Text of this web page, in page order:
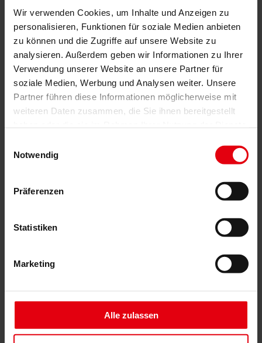
Wir verwenden Cookies, um Inhalte und Anzeigen zu
personalisieren, Funktionen für soziale Medien anbieten
zu können und die Zugriffe auf unsere Website zu
analysieren. Außerdem geben wir Informationen zu Ihrer
Verwendung unserer Website an unsere Partner für
soziale Medien, Werbung und Analysen weiter. Unsere
Partner führen diese Informationen möglicherweise mit
weiteren Daten zusammen, die Sie ihnen bereitgestellt
Notwendig
Präferenzen
Statistiken
Marketing
Alle zulassen
Gesamtdienstleister für den Bau: DELTA Wels & Wien
Menü schließen
Deutsch
Dienstleistungen
Architektur
Architekturplanung
Building Information Modeling (BIM)
Consulting
Gutachten
Projektmonitoring